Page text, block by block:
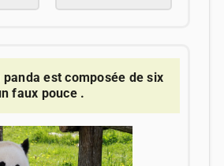
panda est composée de six
faux pouce .